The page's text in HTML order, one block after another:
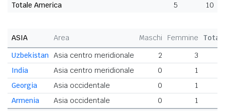
Totale America
5 10
ASIA Area Maschi Femmine
Uzbekistan Asia centro meridionale 2 3
India
Asia centro meridionale 0 1
Georgia
Asia occidentale 0 1
Armenia
Asia occidentale 0 1